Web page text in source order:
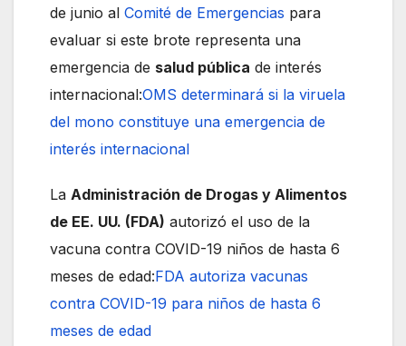
de junio al Comité de Emergencias para
evaluar si este brote representa una
emergencia de salud pública de interés
internacional:OMS determinará si la viruela
del mono constituye una emergencia de
interés internacional
La Administración de Drogas y Alimentos
de EE. UU. (FDA) autorizó el uso de la
vacuna contra COVID-19 niños de hasta 6
meses de edad:FDA autoriza vacunas
contra COVID-19 para niños de hasta 6
meses de edad